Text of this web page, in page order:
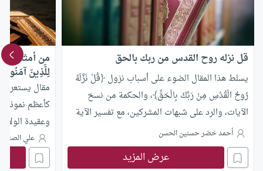
قل نزله روح القدس من ربك بالحق
يسلط هذا المقال الضوء على أسباب نزول ﴿قُلْ نَزَّلَهُ
رُوحُ الْقُدُسِ مِنْ رَبِّكَ بِالْحَقِّ﴾، والحكمة من نسخ
الآيات، والرد على شبهات المشركين، مع تفسير الآية
وتبيان دلالات التثبيت والهدى للمؤمنين
أحمد خضر حسنين الحسن
عرض المزيد
من أمثال
لِلَّذِينَ
مقال
كأعظم نموذج
وعقيدة الولاء
علي